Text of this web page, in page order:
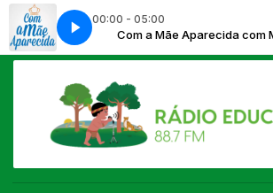
00:00 - 05:00
Mecânico Com a Mãe Aparecida com